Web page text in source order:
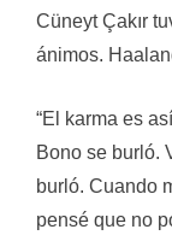
Cüneyt Çakır
ánimos.
“El karma es
Bono se burló.
burló. Cuando
pensé que no